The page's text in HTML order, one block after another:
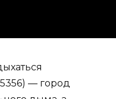
— город